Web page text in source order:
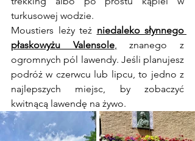
turkusowej wodzie.
Moustiers leży też niedaleko słynnego
płaskowyżu Valensole, znanego z
ogromnych pól lawendy. Jeśli planujesz
podróż w czerwcu lub lipcu, to jedno z
najlepszych miejsc, by zobaczyć
kwitnącą lawendę na żywo.